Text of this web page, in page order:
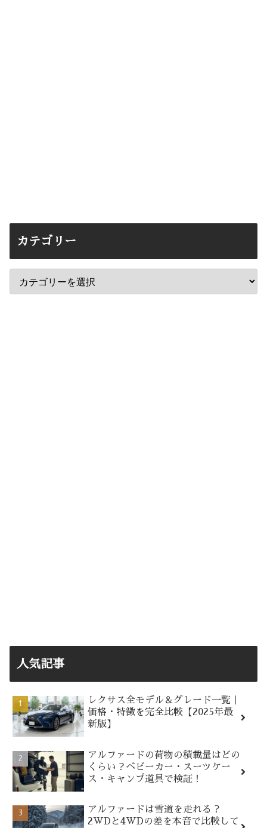
カテゴリー
人気記事
レクサス全モデル＆グレード一覧｜
価格・特徴を完全比較【2025年最
新版】
アルファードの荷物の積載量はどの
くらい？ベビーカー・スーツケー
ス・キャンプ道具で検証！
アルファードは雪道を走れる？
2WDと4WDの差を本音で比較して